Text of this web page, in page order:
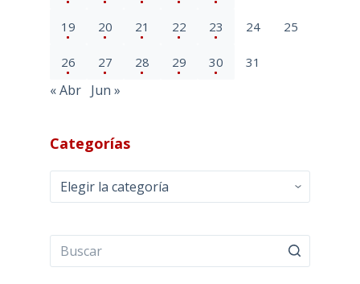
19 20 21 22 23 24 25
26 27 28 29 30 31
« Abr Jun »
Categorías
Categorías